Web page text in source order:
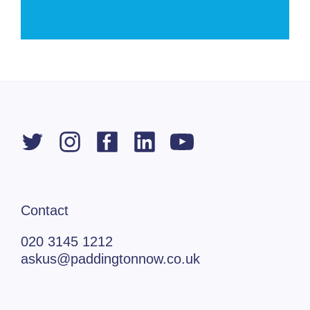
Contact
020 3145 1212
askus@paddingtonnow.co.uk